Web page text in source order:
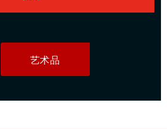
艺术品